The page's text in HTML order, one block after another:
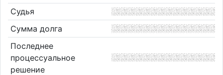
Судья
Сумма долга
Последнее
процессуальное
решение